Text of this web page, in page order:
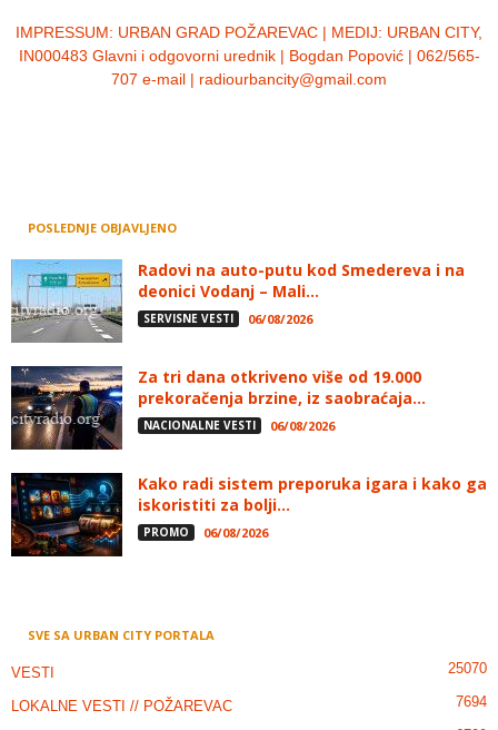
IMPRESSUM: URBAN GRAD POŽAREVAC | MEDIJ: URBAN CITY,
IN000483 Glavni i odgovorni urednik | Bogdan Popović | 062/565-
707 e-mail | radiourbancity@gmail.com
POSLEDNJE OBJAVLJENO
Radovi na auto-putu kod Smedereva i na
deonici Vodanj – Mali...
SERVISNE VESTI 06/08/2026
Za tri dana otkriveno više od 19.000
prekoračenja brzine, iz saobraćaja...
NACIONALNE VESTI 06/08/2026
Kako radi sistem preporuka igara i kako ga
iskoristiti za bolji...
PROMO 06/08/2026
SVE SA URBAN CITY PORTALA
VESTI 25070
LOKALNE VESTI // POŽAREVAC
7694